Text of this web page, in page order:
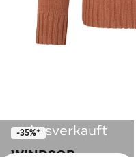
Ausverkauft
-35%*